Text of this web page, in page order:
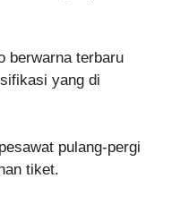
berwarna terbaru
yang di
pulang-pergi
tiket.